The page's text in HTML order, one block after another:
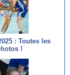
: Toutes les
!